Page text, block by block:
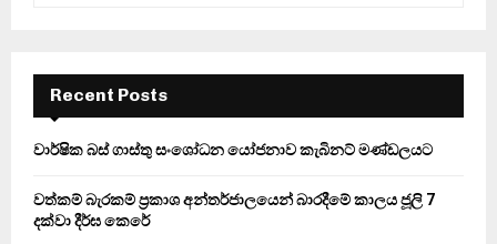
f
r
E
A
Recent Posts
වාර්ෂික බස් ගාස්තු සංශෝධන යෝජනාව කැබිනට් මණ්ඩලයට
වත්කම් බැරකම් ප්‍රකාශ අන්තර්ජාලයෙන් බාරදීමේ කාලය ජූලි 7
දක්වා දීර්ඝ කෙරේ